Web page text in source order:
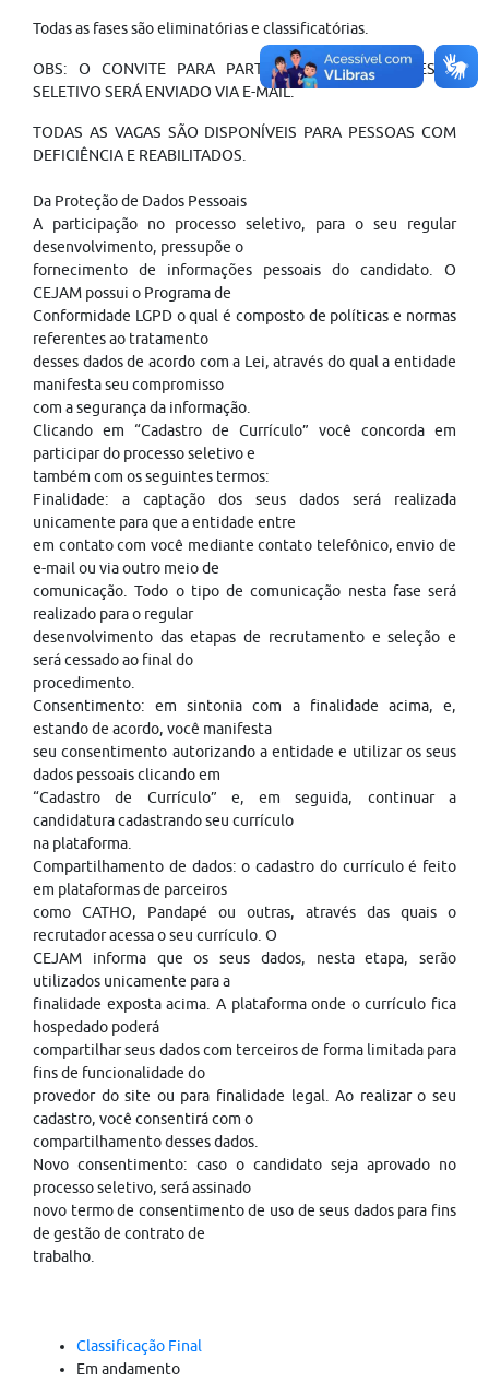
Todas as fases são eliminatórias e classificatórias.
OBS: O CONVITE PARA PARTICIPAÇÃO NO PROCESSO
SELETIVO SERÁ ENVIADO VIA E-MAIL.
TODAS AS VAGAS SÃO DISPONÍVEIS PARA PESSOAS COM
DEFICIÊNCIA E REABILITADOS.
Da Proteção de Dados Pessoais
A participação no processo seletivo, para o seu regular
desenvolvimento, pressupõe o
fornecimento de informações pessoais do candidato. O
CEJAM possui o Programa de
Conformidade LGPD o qual é composto de políticas e normas
referentes ao tratamento
desses dados de acordo com a Lei, através do qual a entidade
manifesta seu compromisso
com a segurança da informação.
Clicando em “Cadastro de Currículo” você concorda em
participar do processo seletivo e
também com os seguintes termos:
Finalidade: a captação dos seus dados será realizada
unicamente para que a entidade entre
em contato com você mediante contato telefônico, envio de
e-mail ou via outro meio de
comunicação. Todo o tipo de comunicação nesta fase será
realizado para o regular
desenvolvimento das etapas de recrutamento e seleção e
será cessado ao final do
procedimento.
Consentimento: em sintonia com a finalidade acima, e,
estando de acordo, você manifesta
seu consentimento autorizando a entidade e utilizar os seus
dados pessoais clicando em
“Cadastro de Currículo” e, em seguida, continuar a
candidatura cadastrando seu currículo
na plataforma.
Compartilhamento de dados: o cadastro do currículo é feito
em plataformas de parceiros
como CATHO, Pandapé ou outras, através das quais o
recrutador acessa o seu currículo. O
CEJAM informa que os seus dados, nesta etapa, serão
utilizados unicamente para a
finalidade exposta acima. A plataforma onde o currículo fica
hospedado poderá
compartilhar seus dados com terceiros de forma limitada para
fins de funcionalidade do
provedor do site ou para finalidade legal. Ao realizar o seu
cadastro, você consentirá com o
compartilhamento desses dados.
Novo consentimento: caso o candidato seja aprovado no
processo seletivo, será assinado
novo termo de consentimento de uso de seus dados para fins
de gestão de contrato de
trabalho.
Classificação Final
Em andamento